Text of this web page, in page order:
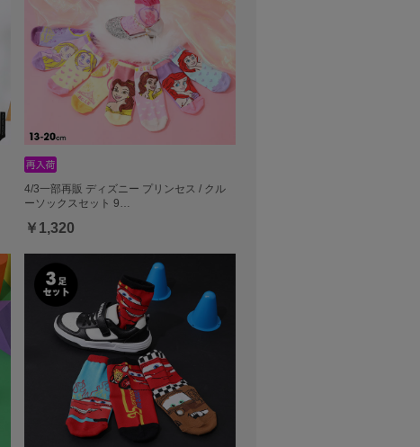
4/3一部再販 ディズニー プリンセス / クル
ーソックスセット 9…
￥1,320